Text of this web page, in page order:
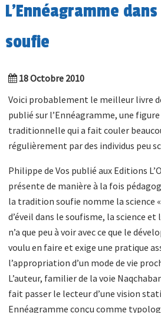
L’Ennéagramme
soufie
18 Octobre 2010
Voici probablement le meilleur livre
publié sur l’Ennéagramme, une
traditionnelle qui a fait couler
régulièrement par des individus peu
Philippe de Vos publié aux Editions
présente de manière à la fois
la tradition soufie nomme la science
d’éveil dans le soufisme, la science et
n’a que peu à voir avec ce que le
voulu en faire et exige une pratique
l’appropriation d’un mode de vie
L’auteur, familier de la voie
fait passer le lecteur d’une vision
Ennéagramme conçu comme